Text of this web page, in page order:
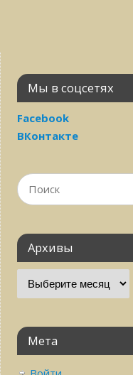
Мы в соцсетях
Facebook
ВКонтакте
Архивы
Мета